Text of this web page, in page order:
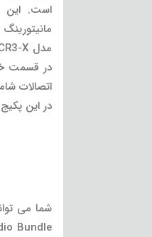
است. این
اتصالات
در این